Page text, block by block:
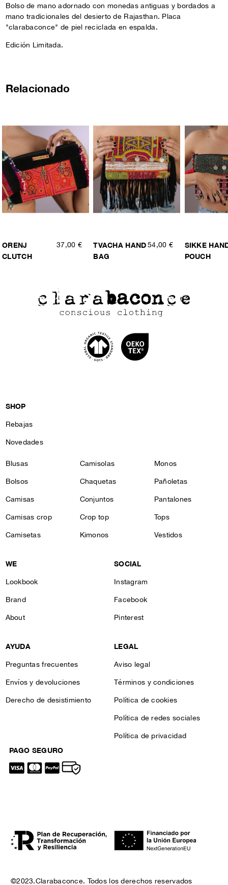
Bolso de mano adornado con monedas antiguas y bordados a
mano tradicionales del desierto de Rajasthan. Placa
"clarabaconce" de piel reciclada en espalda.
Edición Limitada.
Relacionado
ORENJ
CLUTCH
37,00 €
TVACHA HAND
BAG
54,00 €
SIKKE
POUCH
SHOP
Rebajas
Novedades
Blusas
Bolsos
Camisas
Camisas crop
Camisetas
Camisolas
Chaquetas
Conjuntos
Crop top
Kimonos
Monos
Pañoletas
Pantalones
Tops
Vestidos
WE
Lookbook
Brand
About
SOCIAL
Instagram
Facebook
Pinterest
AYUDA
Preguntas frecuentes
Envíos y devoluciones
Derecho de desistimiento
LEGAL
Aviso legal
Términos y condiciones
Política de cookies
Política de redes sociales
Política de privacidad
PAGO SEGURO
©2023.Clarabaconce. Todos los derechos reservados